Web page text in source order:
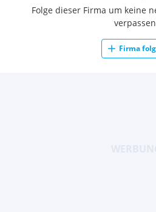
Folge dieser Firma um keine
Firma